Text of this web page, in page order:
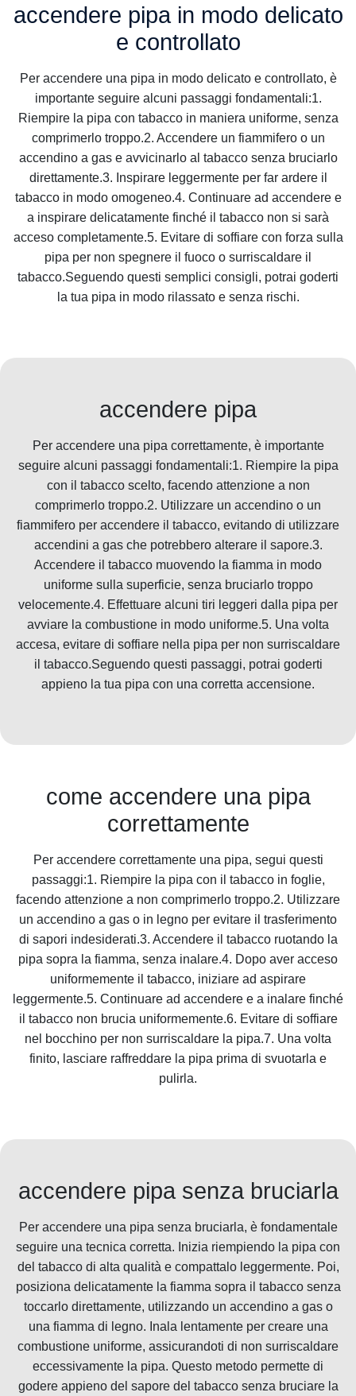
accendere pipa in modo delicato
e controllato
Per accendere una pipa in modo delicato e controllato, è
importante seguire alcuni passaggi fondamentali:1.
Riempire la pipa con tabacco in maniera uniforme, senza
comprimerlo troppo.2. Accendere un fiammifero o un
accendino a gas e avvicinarlo al tabacco senza bruciarlo
direttamente.3. Inspirare leggermente per far ardere il
tabacco in modo omogeneo.4. Continuare ad accendere e
a inspirare delicatamente finché il tabacco non si sarà
acceso completamente.5. Evitare di soffiare con forza sulla
pipa per non spegnere il fuoco o surriscaldare il
tabacco.Seguendo questi semplici consigli, potrai goderti
la tua pipa in modo rilassato e senza rischi.
accendere pipa
Per accendere una pipa correttamente, è importante
seguire alcuni passaggi fondamentali:1. Riempire la pipa
con il tabacco scelto, facendo attenzione a non
comprimerlo troppo.2. Utilizzare un accendino o un
fiammifero per accendere il tabacco, evitando di utilizzare
accendini a gas che potrebbero alterare il sapore.3.
Accendere il tabacco muovendo la fiamma in modo
uniforme sulla superficie, senza bruciarlo troppo
velocemente.4. Effettuare alcuni tiri leggeri dalla pipa per
avviare la combustione in modo uniforme.5. Una volta
accesa, evitare di soffiare nella pipa per non surriscaldare
il tabacco.Seguendo questi passaggi, potrai goderti
appieno la tua pipa con una corretta accensione.
come accendere una pipa
correttamente
Per accendere correttamente una pipa, segui questi
passaggi:1. Riempire la pipa con il tabacco in foglie,
facendo attenzione a non comprimerlo troppo.2. Utilizzare
un accendino a gas o in legno per evitare il trasferimento
di sapori indesiderati.3. Accendere il tabacco ruotando la
pipa sopra la fiamma, senza inalare.4. Dopo aver acceso
uniformemente il tabacco, iniziare ad aspirare
leggermente.5. Continuare ad accendere e a inalare finché
il tabacco non brucia uniformemente.6. Evitare di soffiare
nel bocchino per non surriscaldare la pipa.7. Una volta
finito, lasciare raffreddare la pipa prima di svuotarla e
pulirla.
accendere pipa senza bruciarla
Per accendere una pipa senza bruciarla, è fondamentale
seguire una tecnica corretta. Inizia riempiendo la pipa con
del tabacco di alta qualità e compattalo leggermente. Poi,
posiziona delicatamente la fiamma sopra il tabacco senza
toccarlo direttamente, utilizzando un accendino a gas o
una fiamma di legno. Inala lentamente per creare una
combustione uniforme, assicurandoti di non surriscaldare
eccessivamente la pipa. Questo metodo permette di
godere appieno del sapore del tabacco senza bruciare la